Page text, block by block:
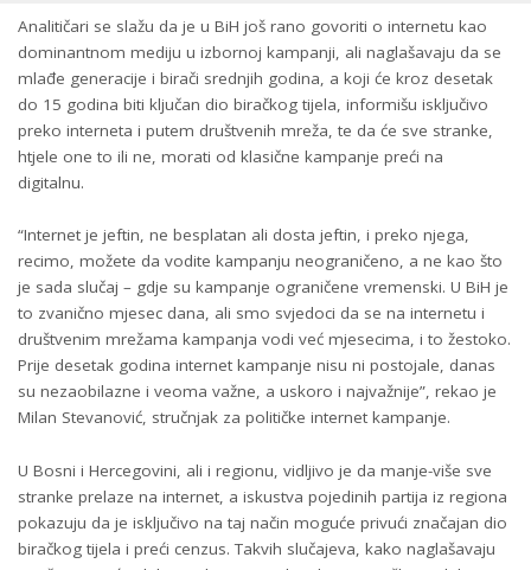
Analitičari se slažu da je u BiH još rano govoriti o internetu kao
dominantnom mediju u izbornoj kampanji, ali naglašavaju da se
mlađe generacije i birači srednjih godina, a koji će kroz desetak
do 15 godina biti ključan dio biračkog tijela, informišu isključivo
preko interneta i putem društvenih mreža, te da će sve stranke,
htjele one to ili ne, morati od klasične kampanje preći na
digitalnu.
“Internet je jeftin, ne besplatan ali dosta jeftin, i preko njega,
recimo, možete da vodite kampanju neograničeno, a ne kao što
je sada slučaj – gdje su kampanje ograničene vremenski. U BiH je
to zvanično mjesec dana, ali smo svjedoci da se na internetu i
društvenim mrežama kampanja vodi već mjesecima, i to žestoko.
Prije desetak godina internet kampanje nisu ni postojale, danas
su nezaobilazne i veoma važne, a uskoro i najvažnije”, rekao je
Milan Stevanović, stručnjak za političke internet kampanje.
U Bosni i Hercegovini, ali i regionu, vidljivo je da manje-više sve
stranke prelaze na internet, a iskustva pojedinih partija iz regiona
pokazuju da je isključivo na taj način moguće privući značajan dio
biračkog tijela i preći cenzus. Takvih slučajeva, kako naglašavaju